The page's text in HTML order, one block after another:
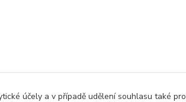
účely a v případě udělení souhlasu také pro